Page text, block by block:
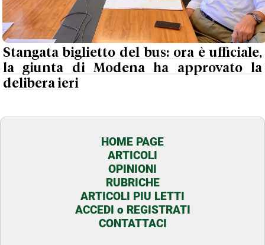
Stangata biglietto del bus: ora è ufficiale,
la giunta di Modena ha approvato la
delibera ieri
HOME PAGE
ARTICOLI
OPINIONI
RUBRICHE
ARTICOLI PIU LETTI
ACCEDI o REGISTRATI
CONTATTACI